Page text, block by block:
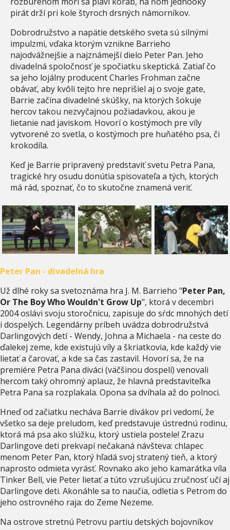
pirát drží pri kole štyroch drsných námorníkov.
Dobrodružstvo a napätie detského sveta sú silnými
impulzmi, vďaka ktorým vznikne Barrieho
najodvážnejšie a najznámejší dielo Peter Pan. Jeho
divadelná spoločnosť je spočiatku skeptická. Zatiaľ čo
sa jeho lojálny producent Charles Frohman začne
obávať, aby kvôli tejto hre neprišiel aj o svoje gate,
Barrie začína divadelné skúšky, na ktorých šokuje
hercov takou nezvyčajnou požiadavkou, akou je
lietanie nad javiskom. Hovorí o kostýmoch pre víly
vytvorené zo svetla, o kostýmoch pre huňatého psa, či
krokodíla.
Keď je Barrie pripravený predstaviť svetu Petra Pana,
tragické hry osudu donútia spisovateľa a tých, ktorých
má rád, spoznať, čo to skutočne znamená veriť.
Peter Pan - divadelná hra
Už dlhé roky sa svetoznáma hra J. M. Barrieho "Peter Pan,
Or The Boy Who Wouldn't Grow Up", ktorá v decembri
2004 oslávi svoju storočnicu, zapisuje do sŕdc mnohých detí
i dospelých. Legendárny príbeh uvádza dobrodružstvá
Darlingových detí - Wendy, Johna a Michaela - na ceste do
ďalekej zeme, kde existujú víly a škriatkovia, kde každý vie
lietať a čarovať, a kde sa čas zastavil. Hovorí sa, že na
premiére Petra Pana diváci (väčšinou dospelí) venovali
hercom taký ohromný aplauz, že hlavná predstaviteľka
Petra Pana sa rozplakala. Opona sa dvíhala až do polnoci.
Hneď od začiatku necháva Barrie divákov pri vedomí, že
všetko sa deje preludom, keď predstavuje ústrednú rodinu,
ktorá má psa ako slúžku, ktorý ustiela postele! Zrazu
Darlingove deti prekvapí nečakaná návšteva: chlapec
menom Peter Pan, ktorý hľadá svoj stratený tieň, a ktorý
naprosto odmieta vyrásť. Rovnako ako jeho kamarátka víla
Tinker Bell, vie Peter lietať a túto vzrušujúcu zručnosť učí aj
Darlingove deti. Akonáhle sa to naučia, odletia s Petrom do
jeho ostrovného raja: do Zeme Nezeme.
Na ostrove stretnú Petrovu partiu detských bojovníkov